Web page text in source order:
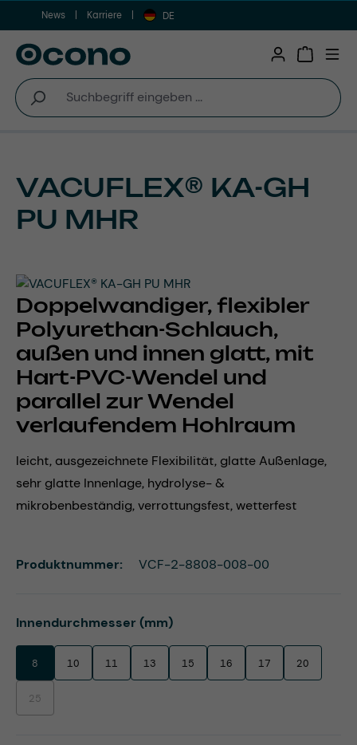
Zum Hauptinhalt springen
News Karriere DE
VACUFLEX® KA-GH
PU MHR
Doppelwandiger, flexibler
Polyurethan-Schlauch,
außen und innen glatt, mit
Hart-PVC-Wendel und
parallel zur Wendel
verlaufendem Hohlraum
leicht, ausgezeichnete Flexibilität, glatte Außenlage,
sehr glatte Innenlage, hydrolyse- &
mikrobenbeständig, verrottungsfest, wetterfest
Innendurchmesser (mm)auswählen
8 10 11 13 15 16 17 20
25(Diese Option ist zurzeit nicht verfügbar.)
Produktnummer: VCF-2-8808-008-00